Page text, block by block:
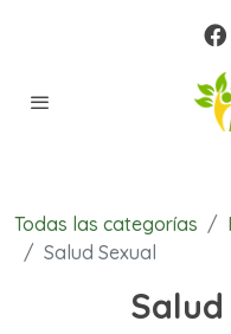
Todas las categorías
Salud Sexual